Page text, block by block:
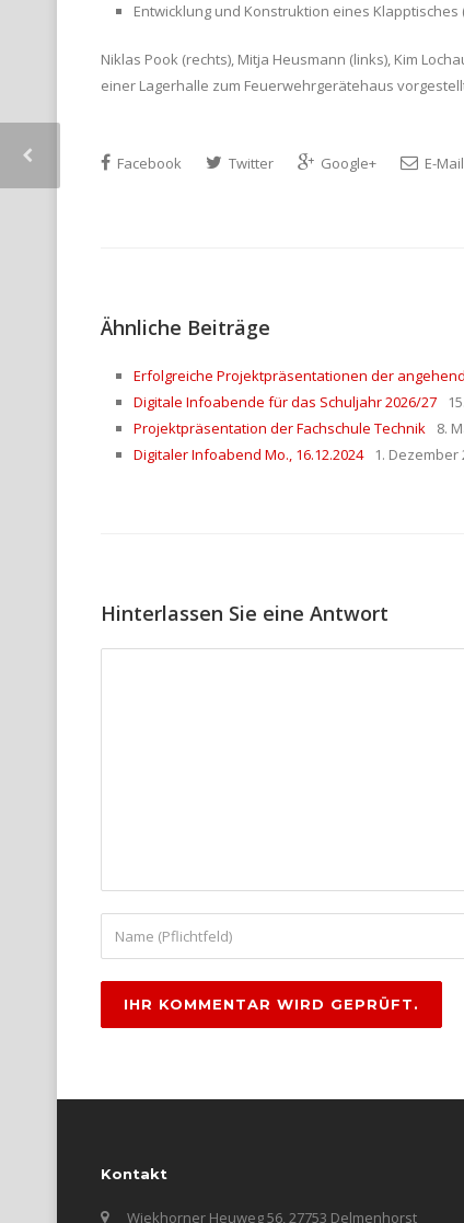
Entwicklung und Konstruktion eines Klapptisches
Niklas Pook (rechts), Mitja Heusmann (links), Kim
einer Lagerhalle zum Feuerwehrgerätehaus
Facebook Twitter Google+ E-Mail
Ähnliche Beiträge
Erfolgreiche Projektpräsentationen der
Digitale Infoabende für das Schuljahr 2026/27
Projektpräsentation der Fachschule Technik
8.
Digitaler Infoabend Mo., 16.12.2024
1. Dezember
Hinterlassen Sie eine Antwort
Kontakt
Wiekhorner Heuweg 56, 27753 Delmenhorst